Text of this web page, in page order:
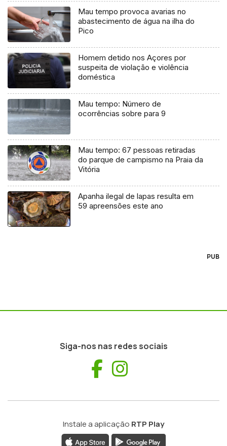
Mau tempo provoca avarias no
abastecimento de água na ilha do
Pico
Homem detido nos Açores por
suspeita de violação e violência
doméstica
Mau tempo: Número de
ocorrências sobre para 9
Mau tempo: 67 pessoas retiradas
do parque de campismo na Praia da
Vitória
Apanha ilegal de lapas resulta em
59 apreensões este ano
PUB
Siga-nos nas redes sociais
Facebook
Instale a aplicação RTP Play